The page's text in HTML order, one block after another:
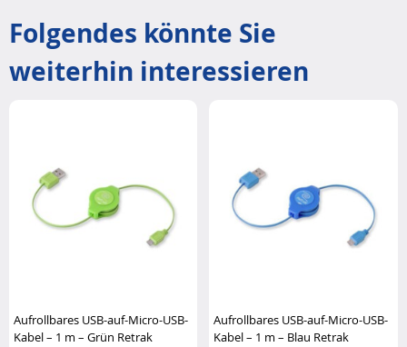
Folgendes könnte Sie
weiterhin interessieren
Aufrollbares USB-auf-Micro-USB-
Kabel – 1 m – Grün Retrak
Aufrollbares USB-auf-Micro-USB-
Kabel – 1 m – Blau Retrak